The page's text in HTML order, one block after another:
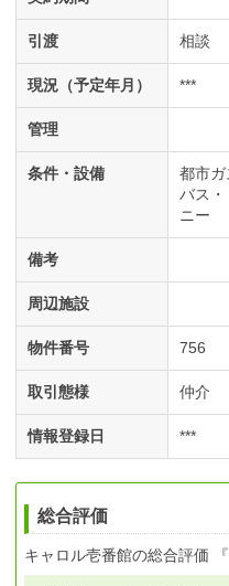
引渡 相談
現況（予定年月） ***
管理
条件・設備 都市ガ
バス・
ニー
備考
周辺施設
物件番号 756
取引態様 仲介
情報登録日 ***
総合評価
キャロル壱番館の総合評価 『